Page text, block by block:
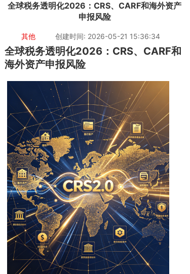
全球税务透明化2026：CRS、CARF和海外资产
申报风险
创建时间: 2026-05-21 15:36:34
其他
全球税务透明化2026：CRS、CARF和
海外资产申报风险